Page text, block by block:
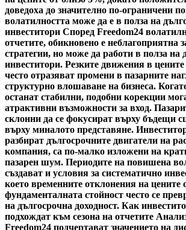
доведоха до значително по-ограничени
волатилността може да е в полза на
инвеститори Според Freedom24
отчетите, обикновено е неблагоприятна
стратегии, но може да работи в полза на
инвеститори. Резките движения в цените
често отразяват промени в пазарните
структурно влошаване на бизнеса.
останат стабилни, подобни корекции
атрактивни възможности за вход.
склонни да се фокусират върху бъдещи
върху миналото представяне.
разбират дългосрочните двигатели на
компания, са по-малко изложени на
пазарен шум. Периодите на повишена
създават и условия за систематично
което временните отклонения на цените
фундаменталната стойност често се
на дългосрочна доходност. Как
подхождат към сезона на отчетите
Freedom24 подчертават значението на